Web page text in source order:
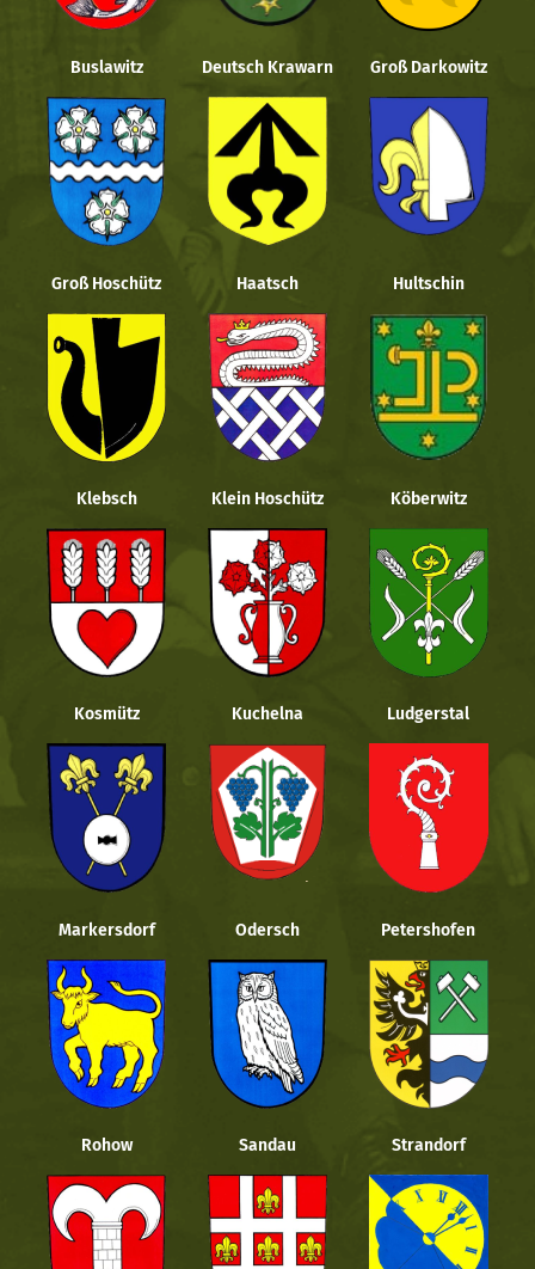
Buslawitz Deutsch Krawarn Groß Darkowitz
Groß Hoschütz Haatsch Hultschin
Klebsch Klein Hoschütz Köberwitz
Kosmütz Kuchelna Ludgerstal
Markersdorf Odersch Petershofen
Rohow Sandau Strandorf